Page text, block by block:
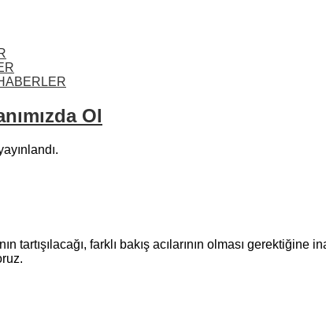
Ol
tartışılacağı, farklı bakış acılarının olması gerektiğine